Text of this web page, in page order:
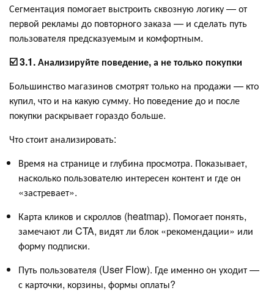
Сегментация помогает выстроить сквозную логику — от
первой рекламы до повторного заказа — и сделать путь
пользователя предсказуемым и комфортным.
☑️ 3.1. Анализируйте поведение, а не только покупки
Большинство магазинов смотрят только на продажи — кто
купил, что и на какую сумму. Но поведение до и после
покупки раскрывает гораздо больше.
Что стоит анализировать:
Время на странице и глубина просмотра. Показывает,
насколько пользователю интересен контент и где он
«застревает».
Карта кликов и скроллов (heatmap). Помогает понять,
замечают ли CTA, видят ли блок «рекомендации» или
форму подписки.
Путь пользователя (User Flow). Где именно он уходит —
с карточки, корзины, формы оплаты?